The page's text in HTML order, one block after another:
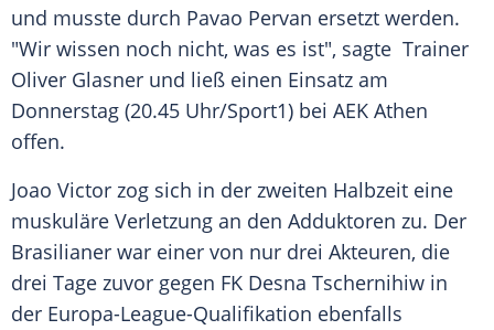
und musste durch Pavao Pervan ersetzt werden.
"Wir wissen noch nicht, was es ist", sagte Trainer
Oliver Glasner und ließ einen Einsatz am
Donnerstag (20.45 Uhr/Sport1) bei AEK Athen
offen.
Joao Victor zog sich in der zweiten Halbzeit eine
muskuläre Verletzung an den Adduktoren zu. Der
Brasilianer war einer von nur drei Akteuren, die
drei Tage zuvor gegen FK Desna Tschernihiw in
der Europa-League-Qualifikation ebenfalls